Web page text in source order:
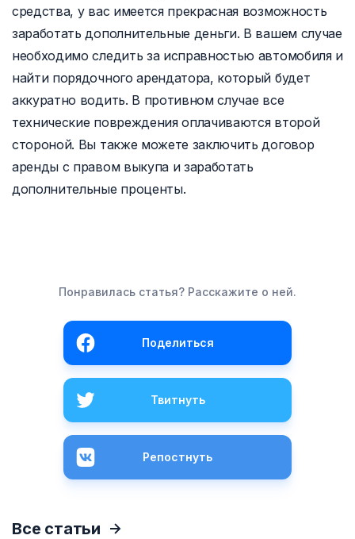
средства, у вас имеется прекрасная возможность
заработать дополнительные деньги. В вашем случае
необходимо следить за исправностью автомобиля и
найти порядочного арендатора, который будет
аккуратно водить. В противном случае все
технические повреждения оплачиваются второй
стороной. Вы также можете заключить договор
аренды с правом выкупа и заработать
дополнительные проценты.
Понравилась статья? Расскажите о ней.
Поделиться
Твитнуть
Репостнуть
Все статьи